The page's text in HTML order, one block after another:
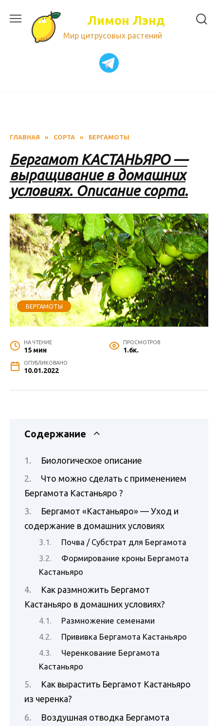
содержанию
Лимон Лэнд
Мир цитрусовых растений
ГЛАВНАЯ » СОРТА » БЕРГАМОТЫ
Бергамот КАСТАНЬЯРО —
выращивание в домашних
условиях. Описание сорта.
БЕРГАМОТЫ
НА ЧТЕНИЕ
15 мин
ПРОСМОТРОВ
1.6к.
ОПУБЛИКОВАНО
10.01.2022
Содержание
Биологическое описание
Что можно сделать с применением
Бергамота Кастаньяро ?
Бергамот «Кастаньяро» — Уход и
содержание в домашних условиях
Почва / Субстрат для Бергамота
Формирование кроны Бергамота
Кастаньяро
Как размножить Бергамот
Кастаньяро в домашних условиях?
Размножение семенами
Прививка Бергамота Кастаньяро
Черенкование Бергамота
Кастаньяро
Как вырастить Бергамот Кастаньяро
из черенка?
Воздушная отводка Бергамота